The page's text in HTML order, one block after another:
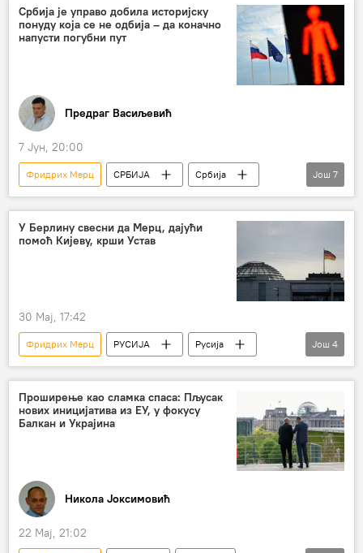
нон пејпер
Анализе и мишљења
Србија је управо добила историјску
понуду која се не одбија – да коначно
напусти погубни пут
Предраг Васиљевић
7 Јун, 20:00
Фридрих Мерц СРБИЈА
Србија
Србија – политика
Европска унија (ЕУ)
Русија
Кина
Западни Балкан
Коментари и Аналитика
Још 7
У Берлину свесни да Мерц, дајући
помоћ Кијеву, крши Устав
30 Мај, 17:42
Фридрих Мерц РУСИЈА
Русија
Немачка
Устав
Украјина
помоћ
Још 4
Проширење као сламка спаса: Пљусак
нових иницијатива из ЕУ, у фокусу
Балкан и Украјина
Никола Јоксимовић
22 Мај, 21:02